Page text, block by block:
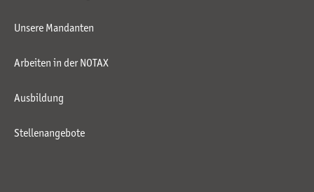
Unsere Mandanten
Arbeiten in der NOTAX
Ausbildung
Stellenangebote